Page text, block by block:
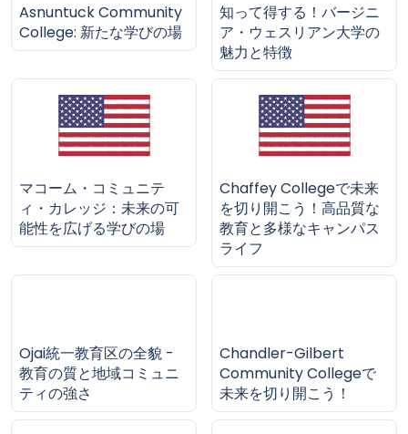
Asnuntuck Community
College: 新たな学びの場
知って得する！バージニ
ア・ウェスリアン大学の
魅力と特徴
マコーム・コミュニテ
ィ・カレッジ：未来の可
能性を広げる学びの場
Chaffey Collegeで未来
を切り開こう！高品質な
教育と多様なキャンパス
ライフ
Ojai統一教育区の全貌 -
教育の質と地域コミュニ
ティの強さ
Chandler-Gilbert
Community Collegeで
未来を切り開こう！